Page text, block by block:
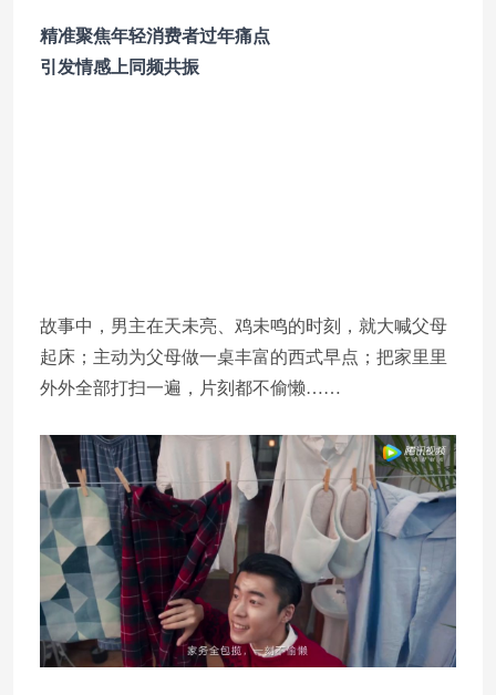
精准聚焦年轻消费者过年痛点
引发情感上同频共振
故事中，男主在天未亮、鸡未鸣的时刻，就大喊父母
起床；主动为父母做一桌丰富的西式早点；把家里里
外外全部打扫一遍，片刻都不偷懒……